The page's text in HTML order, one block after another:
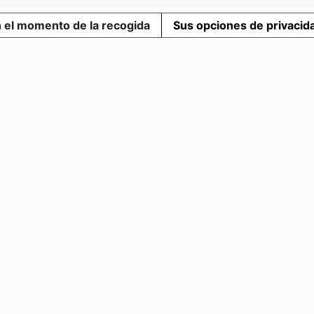
el momento de la recogida Sus opciones de